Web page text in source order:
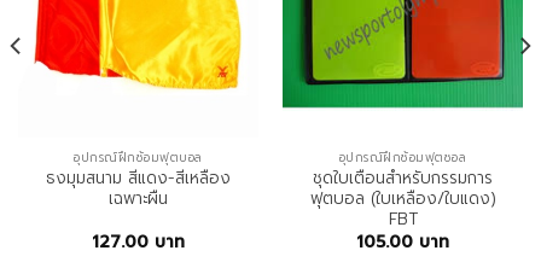
อุปกรณ์ฝึกซ้อมฟุตบอล
ธงมุมสนาม สีแดง-สีเหลือง
เฉพาะผืน
127.00 บาท
อุปกรณ์ฝึกซ้อมฟุตซอล
ชุดใบเตือนสำหรับกรรมการ
ฟุตบอล (ใบเหลือง/ใบแดง)
FBT
105.00 บาท